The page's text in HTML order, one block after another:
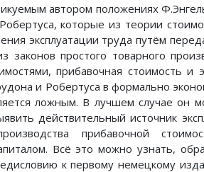
автором положениях
которые из теории
эксплуатации труда путём
законов простого товарного
прибавочная стоимость и
и Робертуса в формально
ложным. В лучшем случае он
действительный источник
прибавочной
Всё это можно узнать,
к первому немецкому